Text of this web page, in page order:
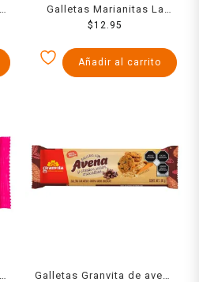
Galletas Marianitas La
Moderna chocolate 185 g
$12.95
Añadir al carrito
Galletas Granvita de avena